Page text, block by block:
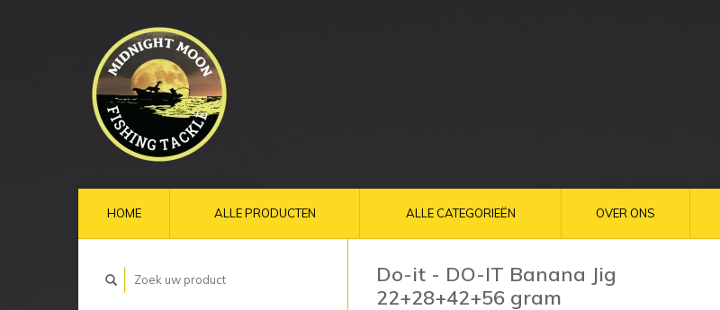
HOME ALLE PRODUCTEN ALLE CATEGORIEËN OVER ONS
Do-it - DO-IT Banana Jig
22+28+42+56 gram